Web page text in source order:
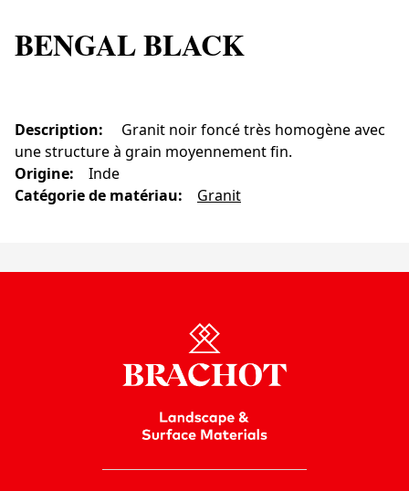
BENGAL BLACK
Description:
Granit noir foncé très homogène avec
une structure à grain moyennement fin.
Origine:
Inde
Catégorie de matériau: Granit